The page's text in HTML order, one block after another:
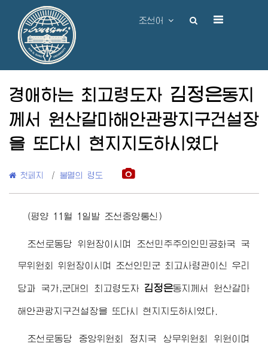
조선어
경애하는 최고령도자 김정은동지
께서 원산갈마해안관광지구건설장
을 또다시 현지지도하시였다
첫페지 / 불멸의 령도
(평양 11월 1일발 조선중앙통신)
조선로동당 위원장이시며 조선민주주의인민공화국 국
무위원회 위원장이시며 조선인민군 최고사령관이신 우리
당과 국가,군대의 최고령도자 김정은동지 께서 원산갈마
해안관광지구건설장을 또다시 현지지도하시였다.
조선로동당 중앙위원회 정치국 상무위원회 위원이며